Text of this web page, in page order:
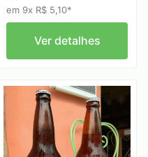
em 9x R$ 5,10*
Ver detalhes